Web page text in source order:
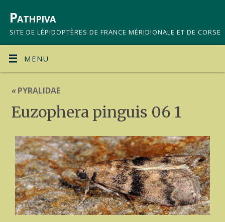
Pathpiva
SITE DE LÉPIDOPTÈRES DE FRANCE MÉRIDIONALE ET DE CORSE
MENU
«PYRALIDAE
Euzophera pinguis 06 1